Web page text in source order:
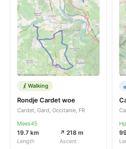
Walking
Rondje Cardet woe
Cardet, Gard, Occitanie, FR
Mees45
19.7 km
Length
↗ 218 m
Ascent